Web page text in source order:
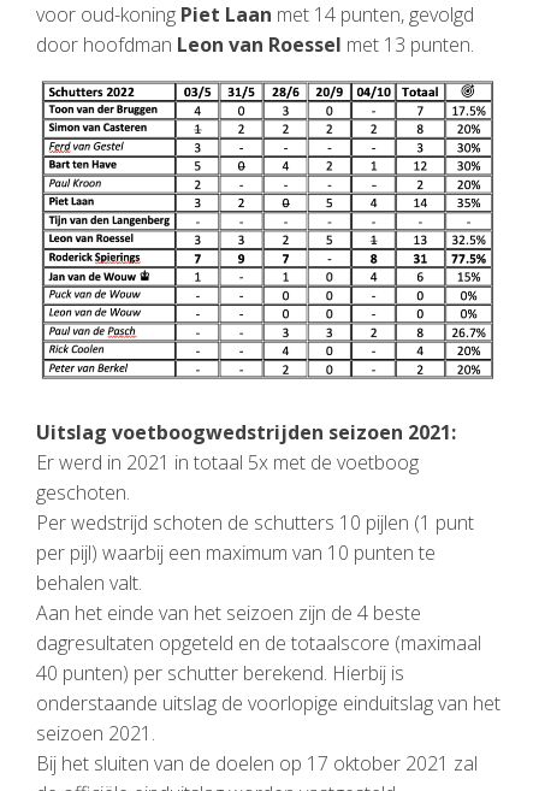
voor oud-koning Piet Laan met 14 punten, gevolgd
door hoofdman Leon van Roessel met 13 punten.
Uitslag voetboogwedstrijden seizoen 2021:
Er werd in 2021 in totaal 5x met de voetboog
geschoten.
Per wedstrijd schoten de schutters 10 pijlen (1 punt
per pijl) waarbij een maximum van 10 punten te
behalen valt.
Aan het einde van het seizoen zijn de 4 beste
dagresultaten opgeteld en de totaalscore (maximaal
40 punten) per schutter berekend. Hierbij is
onderstaande uitslag de voorlopige einduitslag van het
seizoen 2021.
Bij het sluiten van de doelen op 17 oktober 2021 zal